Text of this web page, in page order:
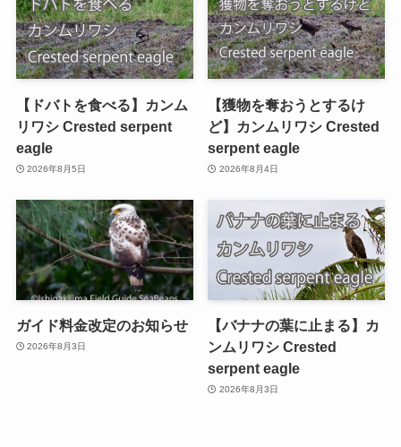
【ドバトを食べる】カンム
リワシ Crested serpent
eagle
2026年8月5日
【獲物を奪おうとするけ
ど】カンムリワシ Crested
serpent eagle
2026年8月4日
ガイド料金改定のお知らせ
2026年8月3日
【バナナの葉に止まる】カ
ンムリワシ Crested
serpent eagle
2026年8月3日